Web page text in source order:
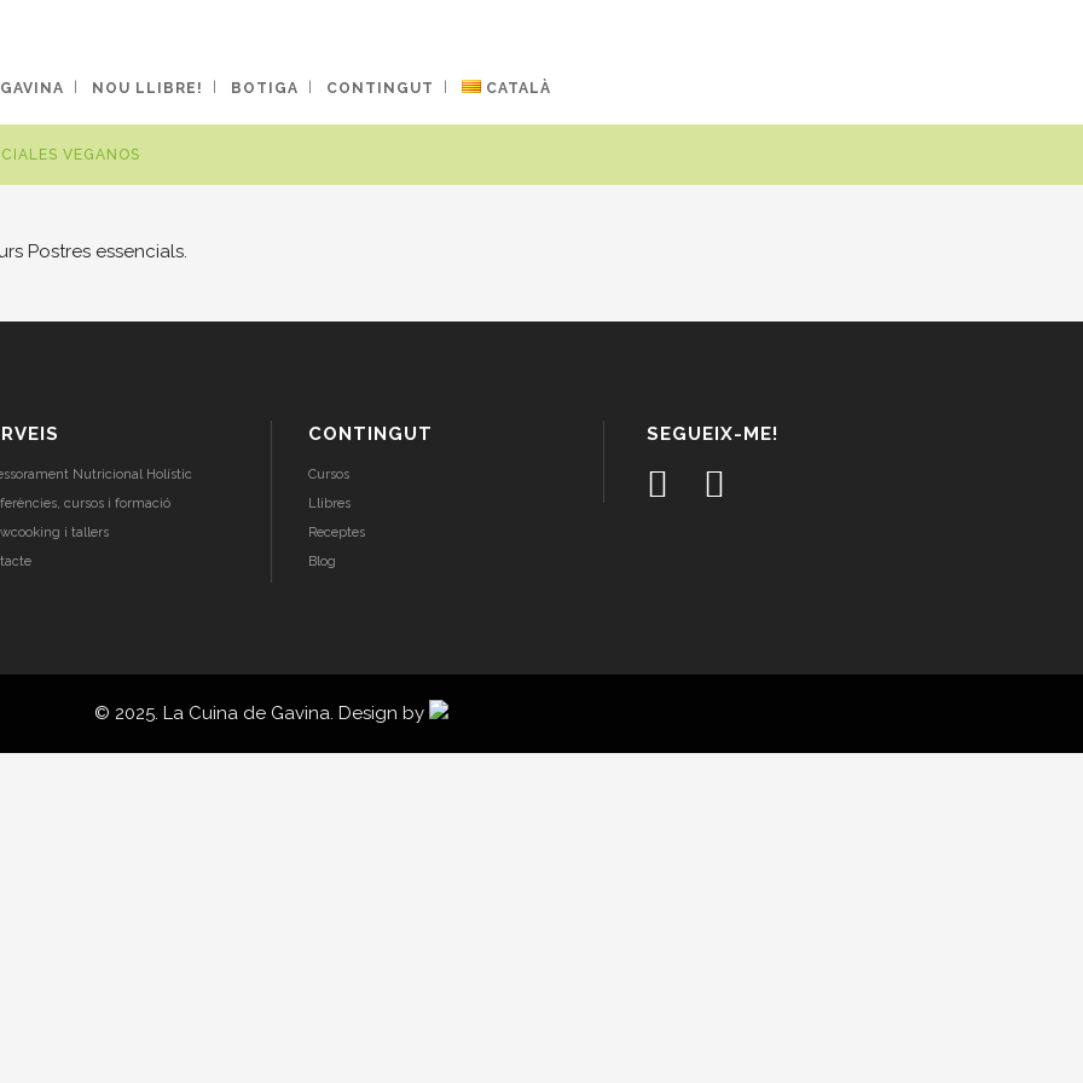
NOU LLIBRE! BOTIGA CONTINGUT CATALÀ
VEGANOS
Postres essencials.
Nutricional Holístic
cursos i formació
i tallers
CONTINGUT
Cursos
Llibres
Receptes
Blog
SEGUEIX-ME!
© 2025. La Cuina de Gavina. Design by